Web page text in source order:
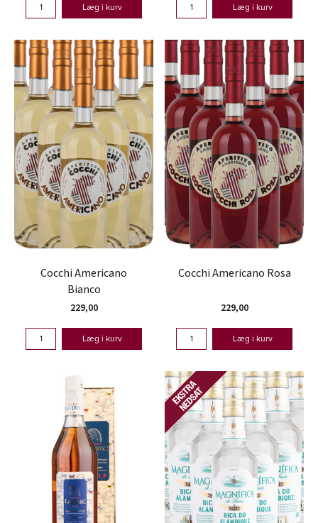
Læg i kurv Læg i kurv
Cocchi Americano
Bianco
229,00
Læg i kurv
Cocchi Americano Rosa
229,00
Læg i kurv